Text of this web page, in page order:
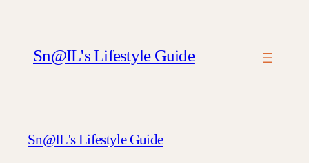
Sn@IL's Lifestyle Guide
Sn@IL's Lifestyle Guide